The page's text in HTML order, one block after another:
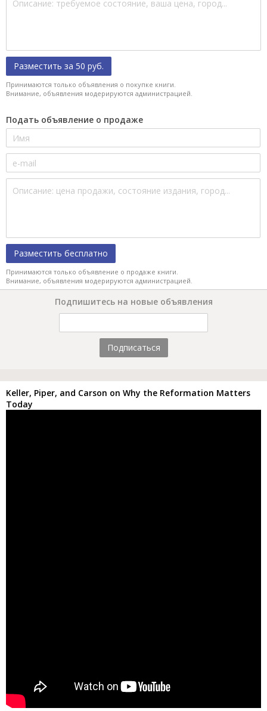
Разместить за 50 руб.
Принимаются только объявления о покупке книги.
Внимание, объявления модерируются администрацией.
Подать объявление о продаже
Разместить бесплатно
Принимаются только объявление о продаже книги.
Внимание, объявления модерируются администрацией.
Подпишитесь на новые объявления
Подписаться
Keller, Piper, and Carson on Why the Reformation Matters
Today